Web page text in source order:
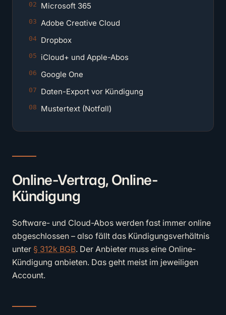
Microsoft 365
Adobe Creative Cloud
Dropbox
iCloud+ und Apple-Abos
Google One
Daten-Export vor Kündigung
Mustertext (Notfall)
Online-Vertrag, Online-
Kündigung
Software- und Cloud-Abos werden fast immer online
abgeschlossen – also fällt das Kündigungsverhältnis
unter § 312k BGB. Der Anbieter muss eine Online-
Kündigung anbieten. Das geht meist im jeweiligen
Account.